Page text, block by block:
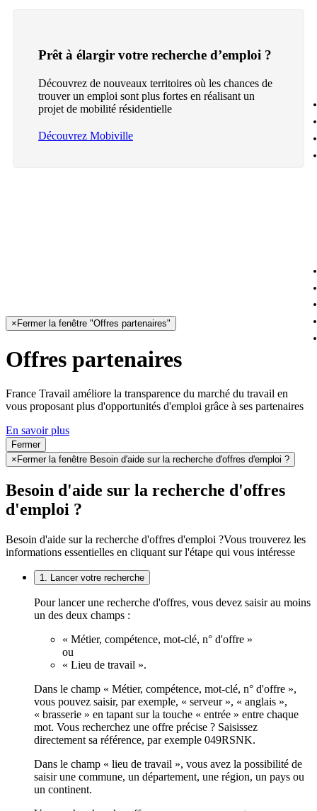
Prêt à élargir votre recherche d’emploi ?
Découvrez de nouveaux territoires où les chances de
trouver un emploi sont plus fortes en réalisant un
projet de mobilité résidentielle
Découvrez Mobiville
× Fermer la fenêtre "Offres partenaires"
Offres partenaires
France Travail améliore la transparence du marché du travail en
vous proposant plus d'opportunités d'emploi grâce à ses partenaires
En savoir plus
Fermer
× Fermer la fenêtre Besoin d'aide sur la recherche d'offres d'emploi ?
Besoin d'aide sur la recherche d'offres
d'emploi ?
Besoin d'aide sur la recherche d'offres d'emploi ?Vous trouverez les
informations essentielles en cliquant sur l'étape qui vous intéresse
1. Lancer votre recherche
Pour lancer une recherche d'offres, vous devez saisir au moins
un des deux champs :
« Métier, compétence, mot-clé, n° d'offre »
ou
« Lieu de travail ».
Dans le champ « Métier, compétence, mot-clé, n° d'offre »,
vous pouvez saisir, par exemple, « serveur », « anglais »,
« brasserie » en tapant sur la touche « entrée » entre chaque
mot. Vous recherchez une offre précise ? Saisissez
directement sa référence, par exemple 049RSNK.
Dans le champ « lieu de travail », vous avez la possibilité de
saisir une commune, un département, une région, un pays ou
un continent.